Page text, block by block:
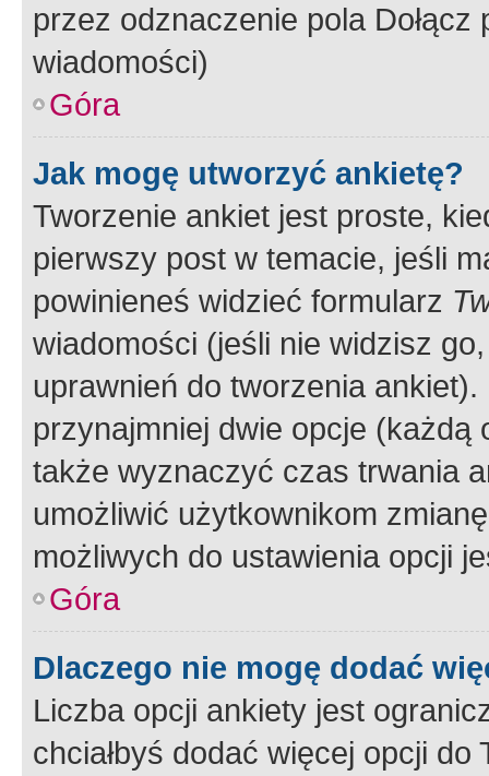
przez odznaczenie pola
wiadomości)
Góra
Jak mogę utworzyć ankietę?
Tworzenie ankiet jest proste,
pierwszy post w temacie, jeśli
powinieneś widzieć formularz
wiadomości (jeśli nie widzisz
uprawnień do tworzenia
przynajmniej dwie opcje
także wyznaczyć czas trwania
umożliwić użytkownikom
możliwych do ustawienia opcji
Góra
Dlaczego nie mogę dodać
Liczba opcji ankiety jest
chciałbyś dodać więcej opcji